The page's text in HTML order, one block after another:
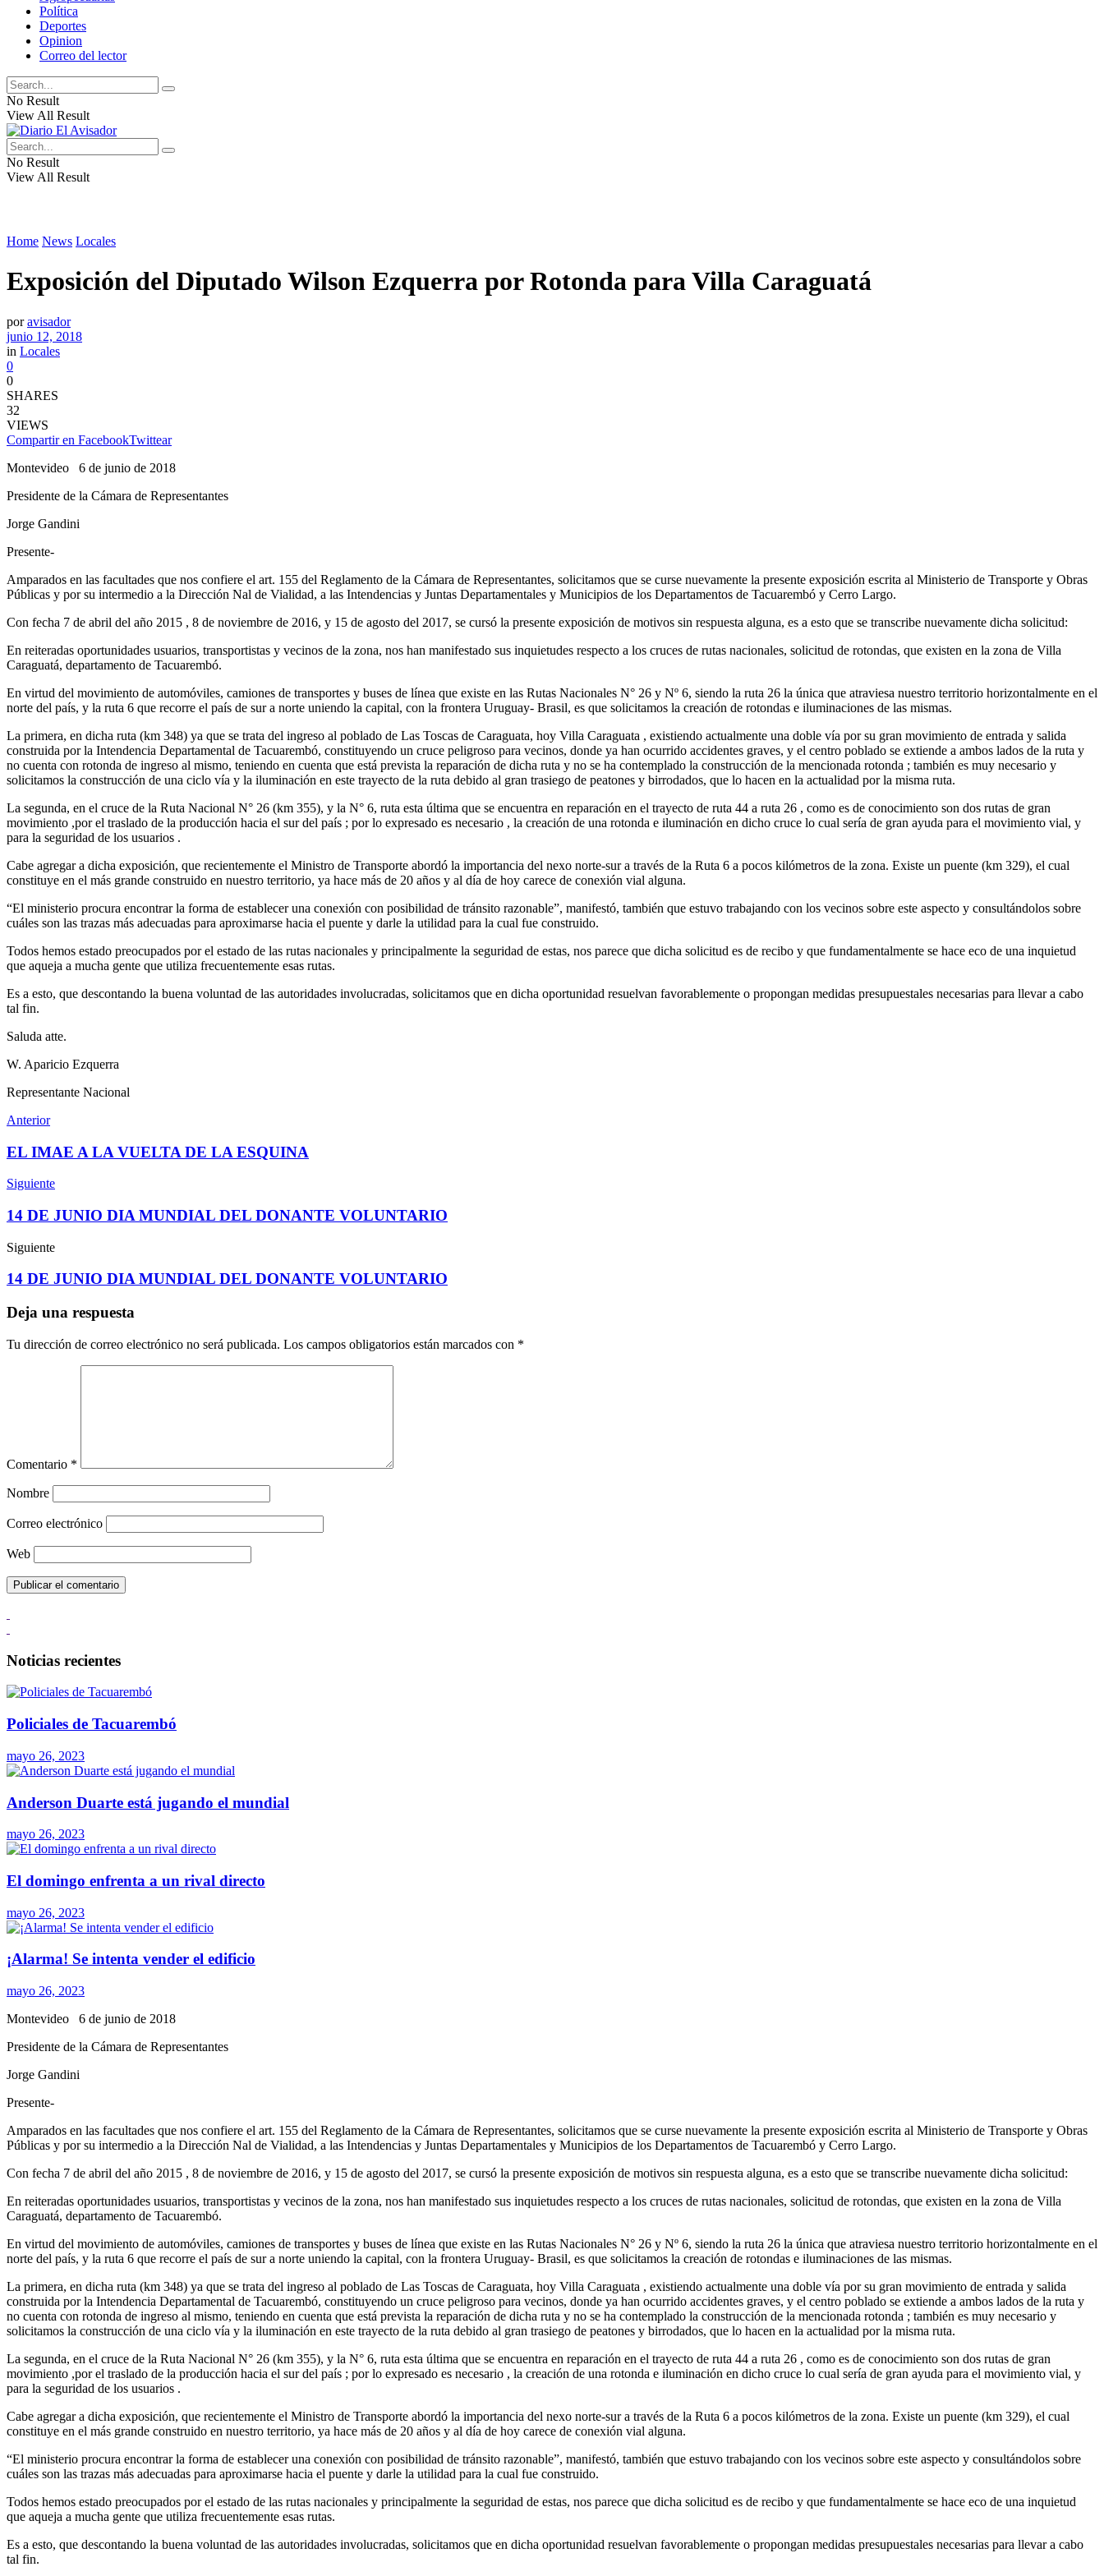
Política
Deportes
Opinion
Correo del lector
No Result
View All Result
No Result
View All Result
Home News Locales
Exposición del Diputado Wilson Ezquerra por Rotonda para Villa Caraguatá
por avisador
junio 12, 2018
in Locales
0
0
SHARES
32
VIEWS
Compartir en FacebookTwittear
Montevideo 6 de junio de 2018
Presidente de la Cámara de Representantes
Jorge Gandini
Presente-
Amparados en las facultades que nos confiere el art. 155 del Reglamento de la Cámara de Representantes, solicitamos que se curse nuevamente la presente exposición escrita al Ministerio de Transporte y Obras
Públicas y por su intermedio a la Dirección Nal de Vialidad, a las Intendencias y Juntas Departamentales y Municipios de los Departamentos de Tacuarembó y Cerro Largo.
Con fecha 7 de abril del año 2015 , 8 de noviembre de 2016, y 15 de agosto del 2017, se cursó la presente exposición de motivos sin respuesta alguna, es a esto que se transcribe nuevamente dicha solicitud:
En reiteradas oportunidades usuarios, transportistas y vecinos de la zona, nos han manifestado sus inquietudes respecto a los cruces de rutas nacionales, solicitud de rotondas, que existen en la zona de Villa
Caraguatá, departamento de Tacuarembó.
En virtud del movimiento de automóviles, camiones de transportes y buses de línea que existe en las Rutas Nacionales N° 26 y Nº 6, siendo la ruta 26 la única que atraviesa nuestro territorio horizontalmente en el
norte del país, y la ruta 6 que recorre el país de sur a norte uniendo la capital, con la frontera Uruguay- Brasil, es que solicitamos la creación de rotondas e iluminaciones de las mismas.
La primera, en dicha ruta (km 348) ya que se trata del ingreso al poblado de Las Toscas de Caraguata, hoy Villa Caraguata , existiendo actualmente una doble vía por su gran movimiento de entrada y salida
construida por la Intendencia Departamental de Tacuarembó, constituyendo un cruce peligroso para vecinos, donde ya han ocurrido accidentes graves, y el centro poblado se extiende a ambos lados de la ruta y
no cuenta con rotonda de ingreso al mismo, teniendo en cuenta que está prevista la reparación de dicha ruta y no se ha contemplado la construcción de la mencionada rotonda ; también es muy necesario y
solicitamos la construcción de una ciclo vía y la iluminación en este trayecto de la ruta debido al gran trasiego de peatones y birrodados, que lo hacen en la actualidad por la misma ruta.
La segunda, en el cruce de la Ruta Nacional N° 26 (km 355), y la N° 6, ruta esta última que se encuentra en reparación en el trayecto de ruta 44 a ruta 26 , como es de conocimiento son dos rutas de gran
movimiento ,por el traslado de la producción hacia el sur del país ; por lo expresado es necesario , la creación de una rotonda e iluminación en dicho cruce lo cual sería de gran ayuda para el movimiento vial, y
para la seguridad de los usuarios .
Cabe agregar a dicha exposición, que recientemente el Ministro de Transporte abordó la importancia del nexo norte-sur a través de la Ruta 6 a pocos kilómetros de la zona. Existe un puente (km 329), el cual
constituye en el más grande construido en nuestro territorio, ya hace más de 20 años y al día de hoy carece de conexión vial alguna.
“El ministerio procura encontrar la forma de establecer una conexión con posibilidad de tránsito razonable”, manifestó, también que estuvo trabajando con los vecinos sobre este aspecto y consultándolos sobre
cuáles son las trazas más adecuadas para aproximarse hacia el puente y darle la utilidad para la cual fue construido.
Todos hemos estado preocupados por el estado de las rutas nacionales y principalmente la seguridad de estas, nos parece que dicha solicitud es de recibo y que fundamentalmente se hace eco de una inquietud
que aqueja a mucha gente que utiliza frecuentemente esas rutas.
Es a esto, que descontando la buena voluntad de las autoridades involucradas, solicitamos que en dicha oportunidad resuelvan favorablemente o propongan medidas presupuestales necesarias para llevar a cabo
tal fin.
Saluda atte.
W. Aparicio Ezquerra
Representante Nacional
Anterior
EL IMAE A LA VUELTA DE LA ESQUINA
Siguiente
14 DE JUNIO DIA MUNDIAL DEL DONANTE VOLUNTARIO
Siguiente
14 DE JUNIO DIA MUNDIAL DEL DONANTE VOLUNTARIO
Deja una respuesta
Tu dirección de correo electrónico no será publicada. Los campos obligatorios están marcados con *
Comentario *
Nombre
Correo electrónico
Web
Noticias recientes
Policiales de Tacuarembó
mayo 26, 2023
Anderson Duarte está jugando el mundial
mayo 26, 2023
El domingo enfrenta a un rival directo
mayo 26, 2023
¡Alarma! Se intenta vender el edificio
mayo 26, 2023
Montevideo 6 de junio de 2018
Presidente de la Cámara de Representantes
Jorge Gandini
Presente-
Amparados en las facultades que nos confiere el art. 155 del Reglamento de la Cámara de Representantes, solicitamos que se curse nuevamente la presente exposición escrita al Ministerio de Transporte y Obras
Públicas y por su intermedio a la Dirección Nal de Vialidad, a las Intendencias y Juntas Departamentales y Municipios de los Departamentos de Tacuarembó y Cerro Largo.
Con fecha 7 de abril del año 2015 , 8 de noviembre de 2016, y 15 de agosto del 2017, se cursó la presente exposición de motivos sin respuesta alguna, es a esto que se transcribe nuevamente dicha solicitud:
En reiteradas oportunidades usuarios, transportistas y vecinos de la zona, nos han manifestado sus inquietudes respecto a los cruces de rutas nacionales, solicitud de rotondas, que existen en la zona de Villa
Caraguatá, departamento de Tacuarembó.
En virtud del movimiento de automóviles, camiones de transportes y buses de línea que existe en las Rutas Nacionales N° 26 y Nº 6, siendo la ruta 26 la única que atraviesa nuestro territorio horizontalmente en el
norte del país, y la ruta 6 que recorre el país de sur a norte uniendo la capital, con la frontera Uruguay- Brasil, es que solicitamos la creación de rotondas e iluminaciones de las mismas.
La primera, en dicha ruta (km 348) ya que se trata del ingreso al poblado de Las Toscas de Caraguata, hoy Villa Caraguata , existiendo actualmente una doble vía por su gran movimiento de entrada y salida
construida por la Intendencia Departamental de Tacuarembó, constituyendo un cruce peligroso para vecinos, donde ya han ocurrido accidentes graves, y el centro poblado se extiende a ambos lados de la ruta y
no cuenta con rotonda de ingreso al mismo, teniendo en cuenta que está prevista la reparación de dicha ruta y no se ha contemplado la construcción de la mencionada rotonda ; también es muy necesario y
solicitamos la construcción de una ciclo vía y la iluminación en este trayecto de la ruta debido al gran trasiego de peatones y birrodados, que lo hacen en la actualidad por la misma ruta.
La segunda, en el cruce de la Ruta Nacional N° 26 (km 355), y la N° 6, ruta esta última que se encuentra en reparación en el trayecto de ruta 44 a ruta 26 , como es de conocimiento son dos rutas de gran
movimiento ,por el traslado de la producción hacia el sur del país ; por lo expresado es necesario , la creación de una rotonda e iluminación en dicho cruce lo cual sería de gran ayuda para el movimiento vial, y
para la seguridad de los usuarios .
Cabe agregar a dicha exposición, que recientemente el Ministro de Transporte abordó la importancia del nexo norte-sur a través de la Ruta 6 a pocos kilómetros de la zona. Existe un puente (km 329), el cual
constituye en el más grande construido en nuestro territorio, ya hace más de 20 años y al día de hoy carece de conexión vial alguna.
“El ministerio procura encontrar la forma de establecer una conexión con posibilidad de tránsito razonable”, manifestó, también que estuvo trabajando con los vecinos sobre este aspecto y consultándolos sobre
cuáles son las trazas más adecuadas para aproximarse hacia el puente y darle la utilidad para la cual fue construido.
Todos hemos estado preocupados por el estado de las rutas nacionales y principalmente la seguridad de estas, nos parece que dicha solicitud es de recibo y que fundamentalmente se hace eco de una inquietud
que aqueja a mucha gente que utiliza frecuentemente esas rutas.
Es a esto, que descontando la buena voluntad de las autoridades involucradas, solicitamos que en dicha oportunidad resuelvan favorablemente o propongan medidas presupuestales necesarias para llevar a cabo
tal fin.